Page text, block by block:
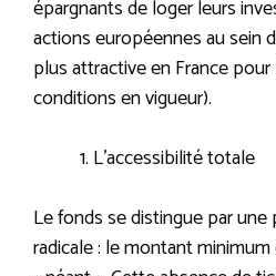
épargnants de loger leurs
actions européennes au sein
plus attractive en France
conditions en vigueur).
L’accessibilité totale
Le fonds se distingue par une
radicale : le montant